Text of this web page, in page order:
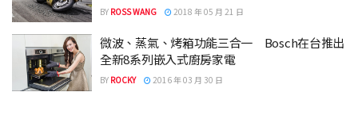
BY ROSS WANG 2018 年 05 月 21 日
微波、蒸氣、烤箱功能三合一 Bosch在台推出
全新8系列嵌入式廚房家電
BY ROCKY 2016 年 03 月 30 日